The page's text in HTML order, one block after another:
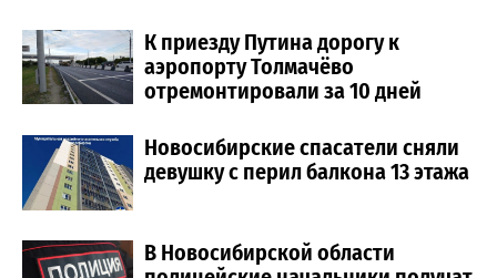
К приезду Путина дорогу к
аэропорту Толмачёво
отремонтировали за 10 дней
Новосибирские спасатели сняли
девушку с перил балкона 13 этажа
В Новосибирской области